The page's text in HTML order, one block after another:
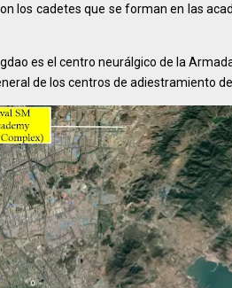
los cadetes que se forman en las
es el centro neurálgico de la
de los centros de adiestramiento